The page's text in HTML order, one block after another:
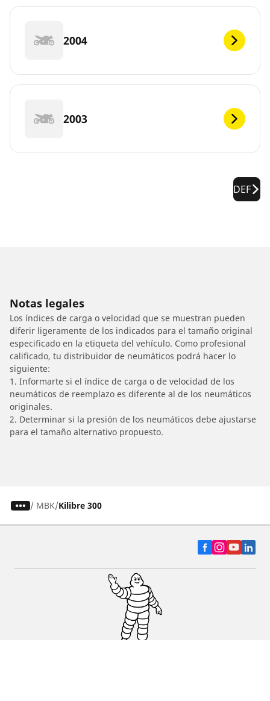
2004
2003
DEF
Notas legales
Los índices de carga o velocidad que se muestran pueden
diferir ligeramente de los indicados para el tamaño original
especificado en la etiqueta del vehículo. Como profesional
calificado, tu distribuidor de neumáticos podrá hacer lo
siguiente:
1. Informarte si el índice de carga o de velocidad de los
neumáticos de reemplazo es diferente al de los neumáticos
originales.
2. Determinar si la presión de los neumáticos debe ajustarse
para el tamaño alternativo propuesto.
/ MBK Kilibre 300